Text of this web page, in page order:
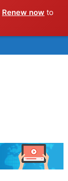
Renew now to